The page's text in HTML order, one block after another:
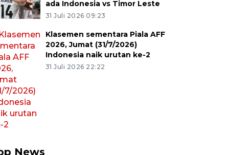
ada Indonesia vs Timor Leste
31 Juli 2026 09:23
Klasemen sementara Piala AFF
2026, Jumat (31/7/2026)
Indonesia naik urutan ke-2
31 Juli 2026 22:22
News